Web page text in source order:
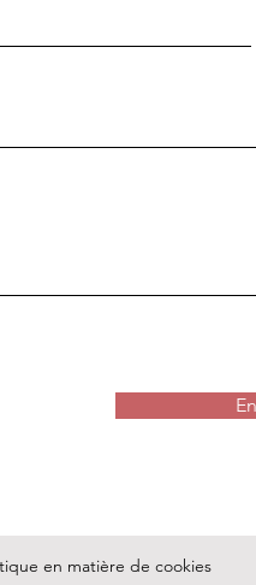
en matière de cookies